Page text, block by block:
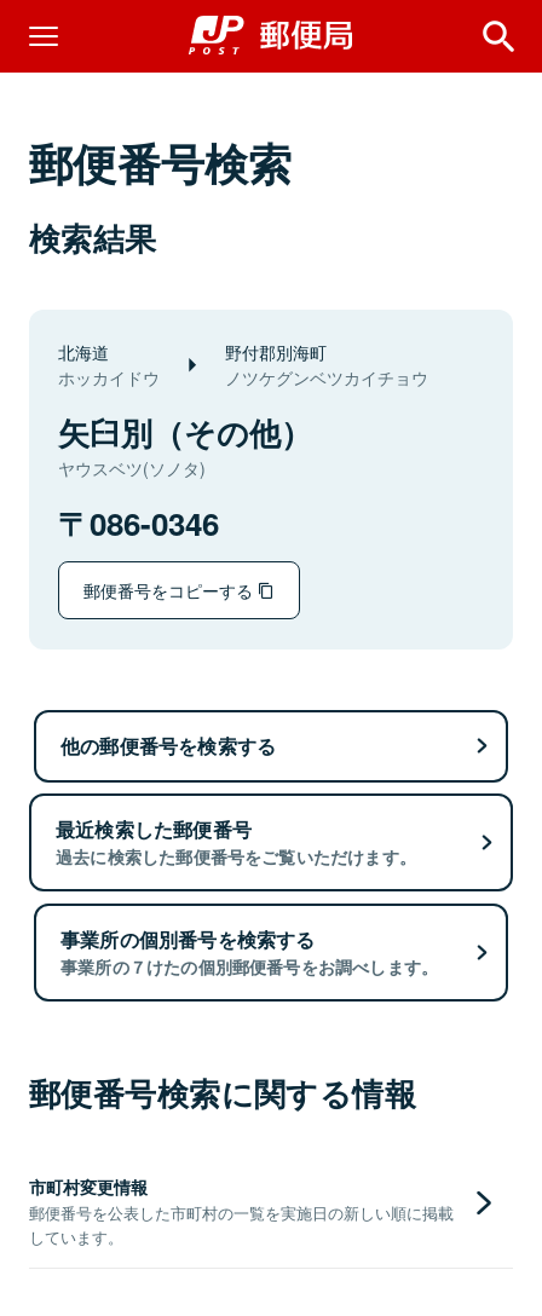
郵便番号検索
検索結果
北海道
ホッカイドウ
野付郡別海町
ノツケグンベツカイチョウ
矢臼別（その他）
ヤウスベツ(ソノタ)
086-0346
郵便番号をコピーする
他の郵便番号を検索する
最近検索した郵便番号
過去に検索した郵便番号をご覧いただけます。
事業所の個別番号を検索する
事業所の７けたの個別郵便番号をお調べします。
郵便番号検索に関する情報
市町村変更情報
郵便番号を公表した市町村の一覧を実施日の新しい順に掲載
しています。